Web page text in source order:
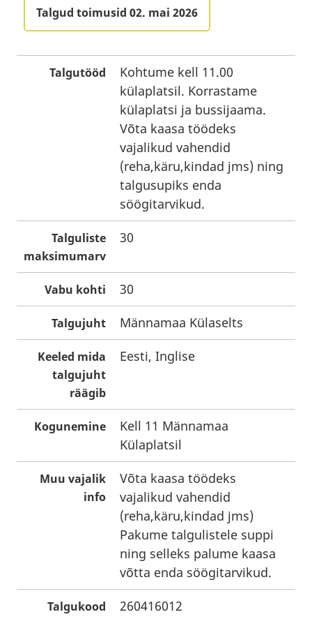
Talgud toimusid 02. mai 2026
Talgutööd
Kohtume kell 11.00
külaplatsil. Korrastame
külaplatsi ja bussijaama.
Võta kaasa töödeks
vajalikud vahendid
(reha,käru,kindad jms) ning
talgusupiks enda
söögitarvikud.
Talguliste
maksimumarv
30
Vabu kohti 30
Talgujuht Männamaa Külaselts
Keeled mida
talgujuht
räägib
Eesti, Inglise
Kogunemine
Kell 11 Männamaa
Külaplatsil
Muu vajalik
info
Võta kaasa töödeks
vajalikud vahendid
(reha,käru,kindad jms)
Pakume talgulistele suppi
ning selleks palume kaasa
võtta enda söögitarvikud.
Talgukood 260416012